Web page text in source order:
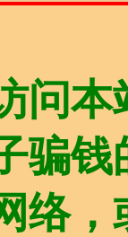
问本
骗钱
络，